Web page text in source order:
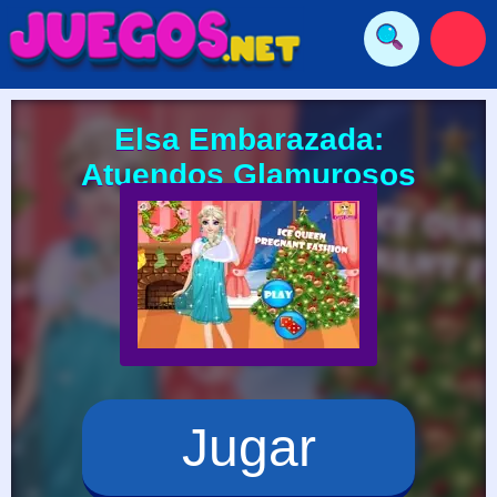
Elsa Embarazada:
Atuendos Glamurosos
Jugar